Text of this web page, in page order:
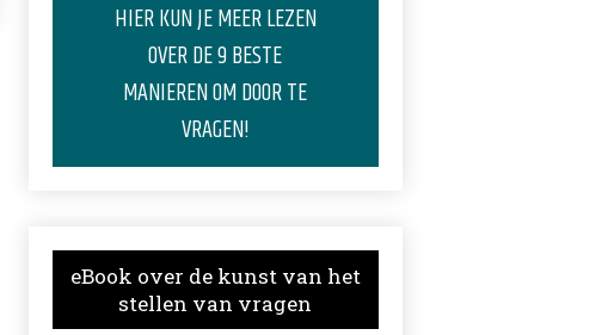
HIER KUN JE MEER LEZEN
OVER DE 9 BESTE
MANIEREN OM DOOR TE
VRAGEN!
eBook over de kunst van het
stellen van vragen